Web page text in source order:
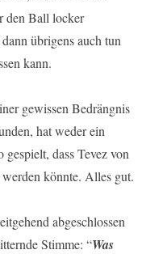
den Ball locker
übrigens auch tun
kann.
gewissen Bedrängnis
hat weder ein
dass Tevez von
könnte. Alles gut.
abgeschlossen
Stimme: “Was